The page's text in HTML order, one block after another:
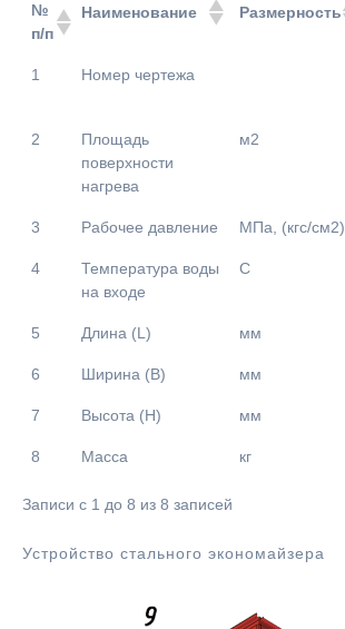
№
п/п
Наименование Размерность
№
Наименование
1 Номер чертежа
2
Площадь
поверхности
нагрева
м2
3 Рабочее давление МПа, (кгс/см2)
4
Температура воды
на входе
С
5 Длина (L) мм
6 Ширина (B) мм
7 Высота (H) мм
8 Масса кг
Записи с 1 до 8 из 8 записей
Устройство стального экономайзера